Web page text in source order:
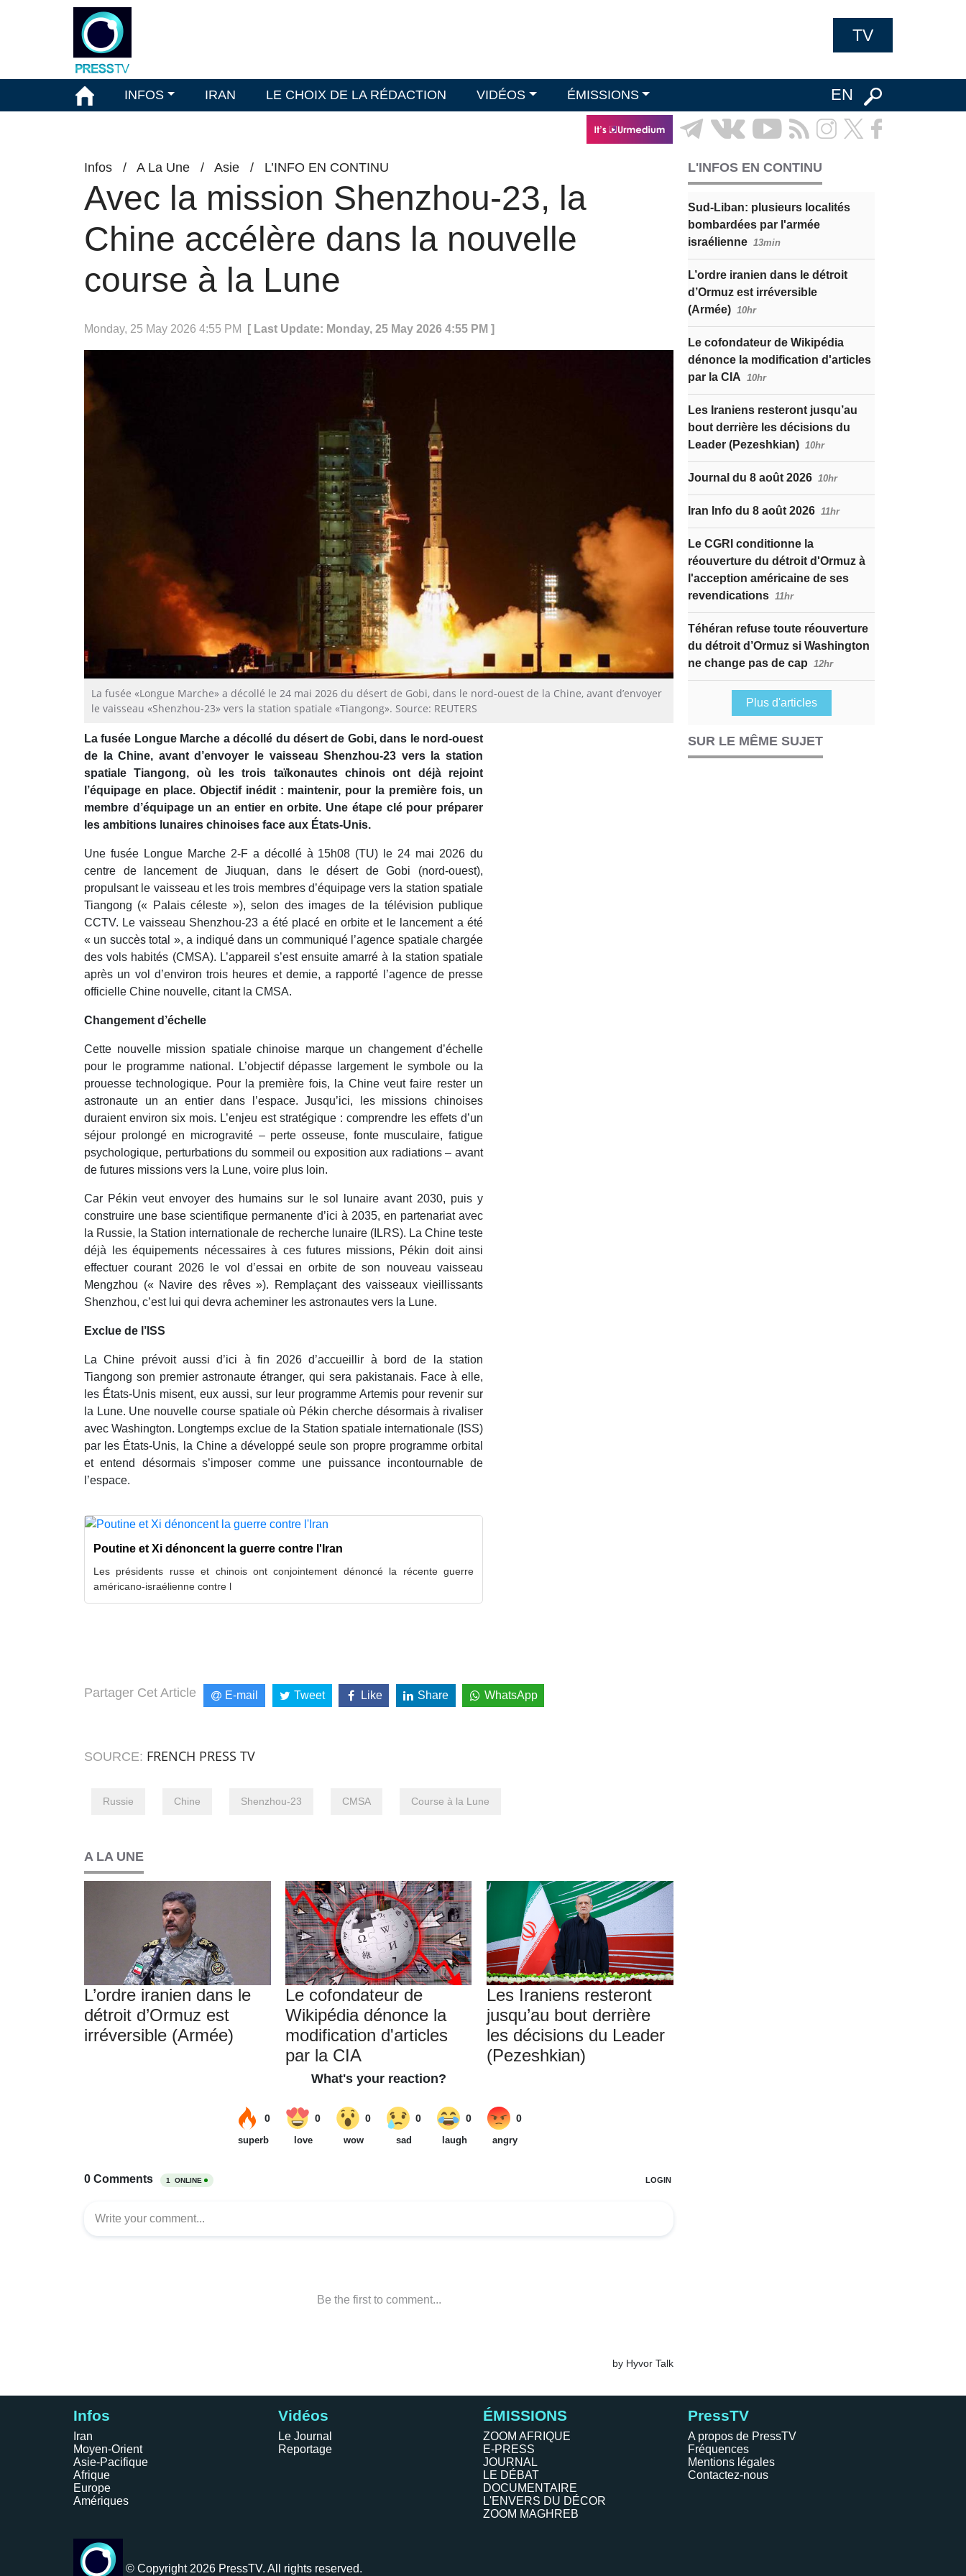
TV
INFOS IRAN LE CHOIX DE LA RÉDACTION VIDÉOS ÉMISSIONS EN
Infos / A La Une / Asie / L’INFO EN CONTINU
Avec la mission Shenzhou-23, la
Chine accélère dans la nouvelle
course à la Lune
Monday, 25 May 2026 4:55 PM [ Last Update: Monday, 25 May 2026 4:55 PM ]
La fusée «Longue Marche» a décollé le 24 mai 2026 du désert de Gobi, dans le nord-ouest de la Chine, avant d’envoyer
le vaisseau «Shenzhou-23» vers la station spatiale «Tiangong». Source: REUTERS
La fusée Longue Marche a décollé du désert de Gobi, dans le nord-ouest
de la Chine, avant d’envoyer le vaisseau Shenzhou-23 vers la station
spatiale Tiangong, où les trois taïkonautes chinois ont déjà rejoint
l’équipage en place. Objectif inédit : maintenir, pour la première fois, un
membre d’équipage un an entier en orbite. Une étape clé pour préparer
les ambitions lunaires chinoises face aux États-Unis.
Une fusée Longue Marche 2-F a décollé à 15h08 (TU) le 24 mai 2026 du
centre de lancement de Jiuquan, dans le désert de Gobi (nord-ouest),
propulsant le vaisseau et les trois membres d’équipage vers la station spatiale
Tiangong (« Palais céleste »), selon des images de la télévision publique
CCTV. Le vaisseau Shenzhou-23 a été placé en orbite et le lancement a été
« un succès total », a indiqué dans un communiqué l’agence spatiale chargée
des vols habités (CMSA). L’appareil s’est ensuite amarré à la station spatiale
après un vol d’environ trois heures et demie, a rapporté l’agence de presse
officielle Chine nouvelle, citant la CMSA.
Changement d’échelle
Cette nouvelle mission spatiale chinoise marque un changement d’échelle
pour le programme national. L’objectif dépasse largement le symbole ou la
prouesse technologique. Pour la première fois, la Chine veut faire rester un
astronaute un an entier dans l’espace. Jusqu’ici, les missions chinoises
duraient environ six mois. L’enjeu est stratégique : comprendre les effets d’un
séjour prolongé en microgravité – perte osseuse, fonte musculaire, fatigue
psychologique, perturbations du sommeil ou exposition aux radiations – avant
de futures missions vers la Lune, voire plus loin.
Car Pékin veut envoyer des humains sur le sol lunaire avant 2030, puis y
construire une base scientifique permanente d’ici à 2035, en partenariat avec
la Russie, la Station internationale de recherche lunaire (ILRS). La Chine teste
déjà les équipements nécessaires à ces futures missions, Pékin doit ainsi
effectuer courant 2026 le vol d’essai en orbite de son nouveau vaisseau
Mengzhou (« Navire des rêves »). Remplaçant des vaisseaux vieillissants
Shenzhou, c’est lui qui devra acheminer les astronautes vers la Lune.
Exclue de l’ISS
La Chine prévoit aussi d’ici à fin 2026 d’accueillir à bord de la station
Tiangong son premier astronaute étranger, qui sera pakistanais. Face à elle,
les États-Unis misent, eux aussi, sur leur programme Artemis pour revenir sur
la Lune. Une nouvelle course spatiale où Pékin cherche désormais à rivaliser
avec Washington. Longtemps exclue de la Station spatiale internationale (ISS)
par les États-Unis, la Chine a développé seule son propre programme orbital
et entend désormais s’imposer comme une puissance incontournable de
l’espace.
Poutine et Xi dénoncent la guerre contre l'Iran
Les présidents russe et chinois ont conjointement dénoncé la récente guerre
américano-israélienne contre l
Partager Cet Article E-mail Tweet Like Share WhatsApp
SOURCE: FRENCH PRESS TV
Russie Chine Shenzhou-23 CMSA Course à la Lune
A LA UNE
L’ordre iranien dans le
détroit d’Ormuz est
irréversible (Armée)
Le cofondateur de
Wikipédia dénonce la
modification d'articles
par la CIA
Les Iraniens resteront
jusqu’au bout derrière
les décisions du Leader
(Pezeshkian)
L'INFOS EN CONTINU
Sud-Liban: plusieurs localités
bombardées par l'armée
israélienne 13min
L’ordre iranien dans le détroit
d’Ormuz est irréversible
(Armée) 10hr
Le cofondateur de Wikipédia
dénonce la modification d'articles
par la CIA 10hr
Les Iraniens resteront jusqu’au
bout derrière les décisions du
Leader (Pezeshkian) 10hr
Journal du 8 août 2026 10hr
Iran Info du 8 août 2026 11hr
Le CGRI conditionne la
réouverture du détroit d'Ormuz à
l'acception américaine de ses
revendications 11hr
Téhéran refuse toute réouverture
du détroit d’Ormuz si Washington
ne change pas de cap 12hr
Plus d'articles
SUR LE MÊME SUJET
Infos
Iran
Moyen-Orient
Asie-Pacifique
Afrique
Europe
Amériques
Vidéos
Le Journal
Reportage
ÉMISSIONS
ZOOM AFRIQUE
E-PRESS
JOURNAL
LE DÉBAT
DOCUMENTAIRE
L'ENVERS DU DÉCOR
ZOOM MAGHREB
PressTV
A propos de PressTV
Fréquences
Mentions légales
Contactez-nous
© Copyright 2026 PressTV. All rights reserved.